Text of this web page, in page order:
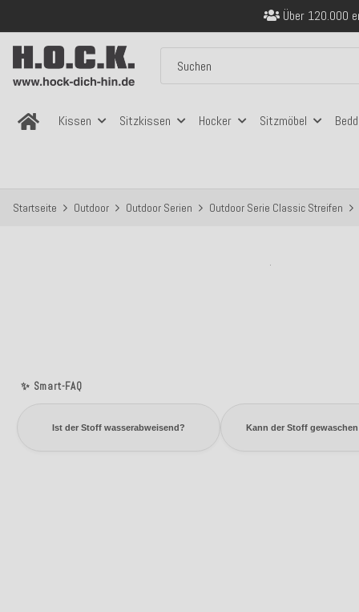
Sicher
Kostenloser Versand
Kissen
Sitzkissen Hocker Sitzmöbel
Startseite Outdoor Outdoor Serien Outdoor Serie Classic Streifen
✨ Smart-FAQ
Ist der Stoff wasserabweisend? Kann der Stoff